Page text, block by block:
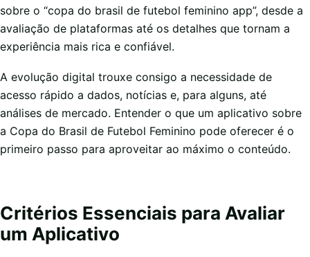
sobre o “copa do brasil de futebol feminino app”, desde a
avaliação de plataformas até os detalhes que tornam a
experiência mais rica e confiável.
A evolução digital trouxe consigo a necessidade de
acesso rápido a dados, notícias e, para alguns, até
análises de mercado. Entender o que um aplicativo sobre
a Copa do Brasil de Futebol Feminino pode oferecer é o
primeiro passo para aproveitar ao máximo o conteúdo.
Critérios Essenciais para Avaliar
um Aplicativo